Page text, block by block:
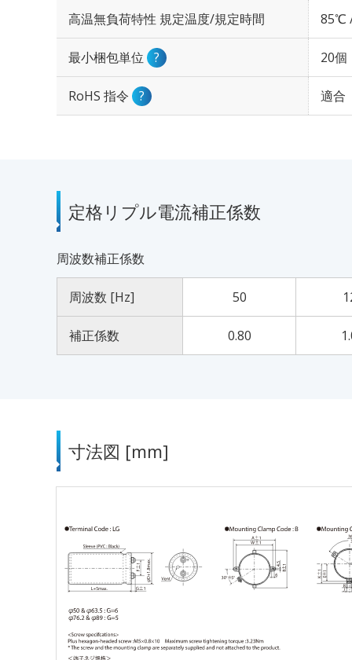
高温無負荷特性 規定温度/規定時間 85℃
最小梱包単位 ? 20個
RoHS 指令 ? 適合
定格リプル電流補正係数
周波数補正係数
周波数 [Hz] 50
補正係数 0.80
寸法図 [mm]